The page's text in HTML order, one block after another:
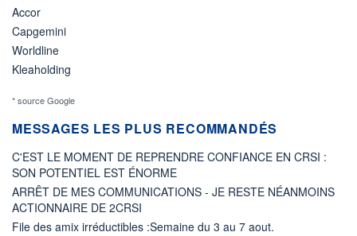
Accor
Capgemini
Worldline
Kleaholding
* source Google
MESSAGES LES PLUS RECOMMANDÉS
C'EST LE MOMENT DE REPRENDRE CONFIANCE EN CRSI :
SON POTENTIEL EST ÉNORME
ARRÊT DE MES COMMUNICATIONS - JE RESTE NÉANMOINS
ACTIONNAIRE DE 2CRSI
File des amix irréductibles :Semaine du 3 au 7 aout.